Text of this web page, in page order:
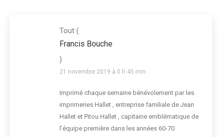
Tout (
Francis Bouche
)
21 novembre 2019 à 0 h 45 min
Imprimé chaque semaine bénévolement par les
imprimeries Hallet , entreprise familiale de Jean
Hallet et Pitou Hallet , capitaine emblématique de
l’équipe première dans les années 60-70